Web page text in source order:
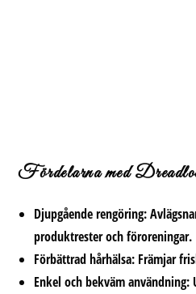
Fördelarna med
Djupgående rengöring:
produktrester och föroreningar.
Förbättrad hårhälsa: Främjar
Enkel och bekväm användning: